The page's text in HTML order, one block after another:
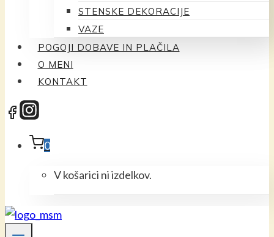
STENSKE DEKORACIJE
VAZE
POGOJI DOBAVE IN PLAČILA
O MENI
KONTAKT
0
V košarici ni izdelkov.